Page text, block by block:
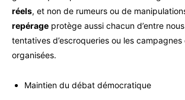
réels, et non de rumeurs ou de
repérage protège aussi chacun d’entre
tentatives d’escroqueries ou les
organisées.
Maintien du débat démocratique